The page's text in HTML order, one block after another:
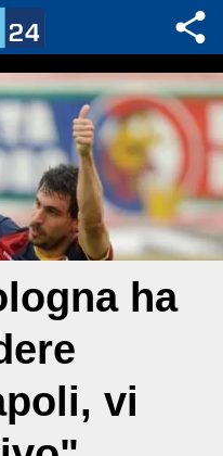
ha
vi